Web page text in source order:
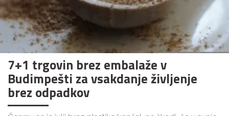
7+1 trgovin brez embalaže v
Budimpešti za vsakdanje življenje
brez odpadkov